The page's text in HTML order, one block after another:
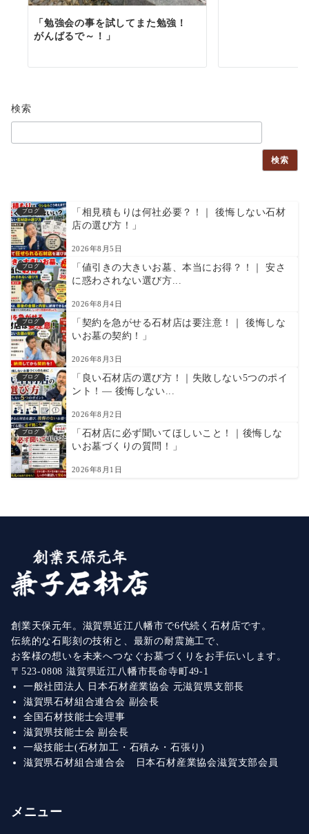
「勉強会の事を試してまた勉強！
がんばるで～！」
検索
検索
ブログ
「相見積もりは何社必要？！｜ 後悔しない石材
店の選び方！」
2026年8月5日
ブログ
「値引きの大きいお墓、本当にお得？！｜ 安さ
に惑わされない選び方...
2026年8月4日
ブログ
「契約を急がせる石材店は要注意！｜ 後悔しな
いお墓の契約！」
2026年8月3日
ブログ
「良い石材店の選び方！｜失敗しない5つのポイ
ント！― 後悔しない...
2026年8月2日
ブログ
「石材店に必ず聞いてほしいこと！｜後悔しな
いお墓づくりの質問！」
2026年8月1日
創業天保元年。滋賀県近江八幡市で6代続く石材店です。
伝統的な石彫刻の技術と、最新の耐震施工で、
お客様の想いを未来へつなぐお墓づくりをお手伝いします。
〒523-0808 滋賀県近江八幡市長命寺町49-1
一般社団法人 日本石材産業協会 元滋賀県支部長
滋賀県石材組合連合会 副会長
全国石材技能士会理事
滋賀県技能士会 副会長
一級技能士(石材加工・石積み・石張り)
滋賀県石材組合連合会 日本石材産業協会滋賀支部会員
メニュー